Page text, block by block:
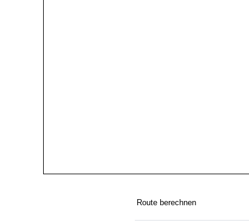
Route berechnen